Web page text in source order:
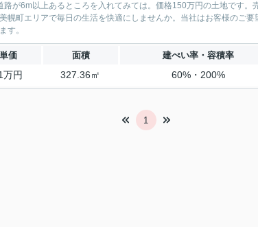
が6m以上あるところを入れてみては。価格150万円の土地です。
幌町エリアで毎日の生活を快適にしませんか。当社はお客様のご
す。
価 面積 建ぺい率・容積率
万円 327.36㎡ 60%・200%
1